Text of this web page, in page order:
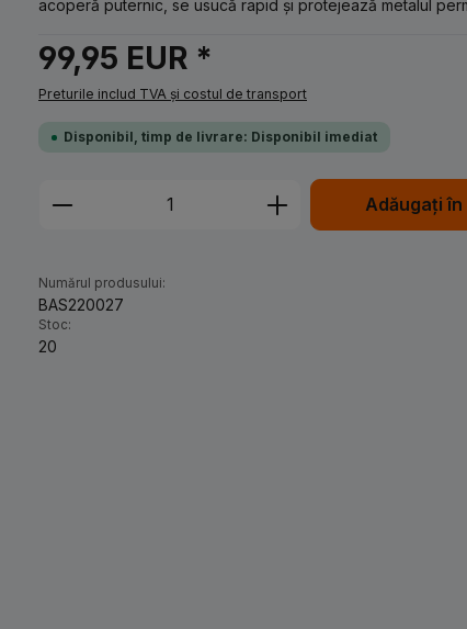
acoperă puternic, se usucă rapid și protejează metalul
99,95 EUR *
Preturile includ TVA și costul de transport
Disponibil, timp de livrare: Disponibil imediat
Cantitate produs: Introduceți
Adăugați
Numărul produsului:
BAS220027
Stoc:
20